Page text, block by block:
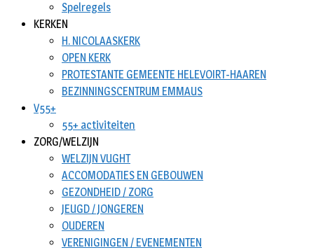
Spelregels
KERKEN
H. NICOLAASKERK
OPEN KERK
PROTESTANTE GEMEENTE HELEVOIRT-HAAREN
BEZINNINGSCENTRUM EMMAUS
V55+
55+ activiteiten
ZORG/WELZIJN
WELZIJN VUGHT
ACCOMODATIES EN GEBOUWEN
GEZONDHEID / ZORG
JEUGD / JONGEREN
OUDEREN
VERENIGINGEN / EVENEMENTEN